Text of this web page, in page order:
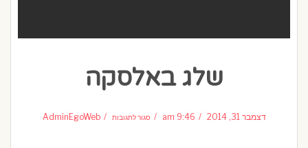
שלג באלסקה
דצמבר 31, 2014 9:46 am סגור לתגובות שלג
באלסקהAdminEgoWeb